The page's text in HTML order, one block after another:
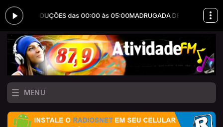
ERRY PRODUÇÕES das 00:00 às 05:00MADRUGADA DE DOMINGO
MENU